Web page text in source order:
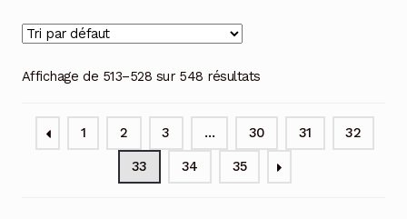
Affichage de 513–528 sur 548 résultats
1 2 3 … 30 31 32
33 34 35